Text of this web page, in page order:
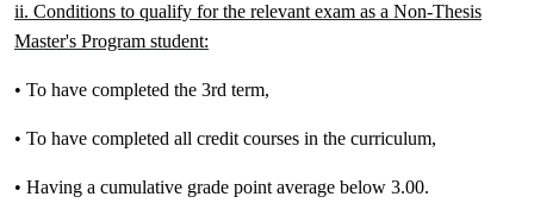
ii. Conditions to qualify for the relevant exam as a Non-Thesis
Master's Program student:
• To have completed the 3rd term,
• To have completed all credit courses in the curriculum,
• Having a cumulative grade point average below 3.00.